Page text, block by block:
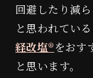
回避したり減
と思われてい
経改塩®︎をおす
と思います。